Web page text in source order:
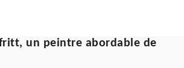
un peintre abordable de